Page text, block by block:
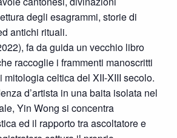
degli esagrammi, storie di
antichi rituali.
fa da guida un vecchio libro
raccoglie i frammenti manoscritti
celtica del XII-XIII secolo.
d’artista in una baita isolata nel
Yin Wong si concentra
ed il rapporto tra ascoltatore e